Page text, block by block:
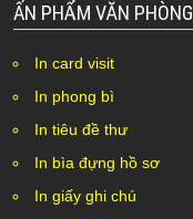
ẤN PHẨM VĂN PHÒNG
In card visit
In phong bì
In tiêu đề thư
In bìa đựng hồ sơ
In giấy ghi chú